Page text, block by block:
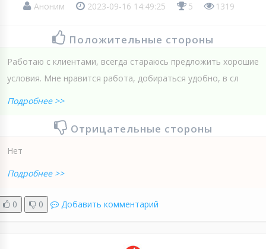
Аноним 2023-09-16 14:49:25 5 1319
Положительные стороны
Работаю с клиентами, всегда стараюсь предложить хорошие
условия. Мне нравится работа, добираться удобно, в сл
Подробнее >>
Отрицательные стороны
Нет
Подробнее >>
0 0 Добавить комментарий